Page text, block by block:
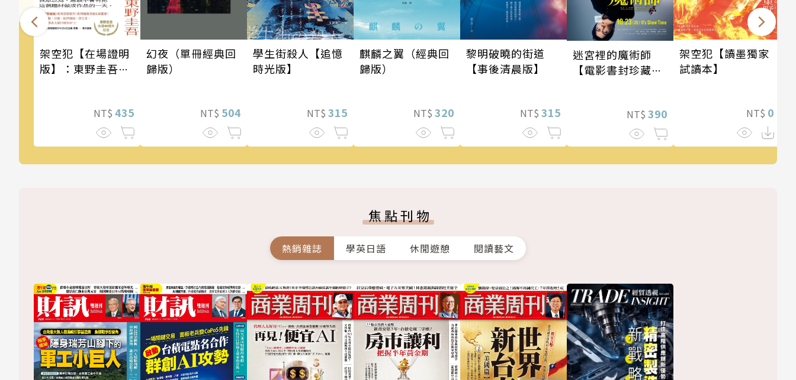
架空犯【在場證明
版】：東野圭吾出
列重磅新作！
NT$ 435
幻夜（單冊經典回
歸版）
NT$ 504
學生街殺人【追憶
時光版】
NT$ 315
麒麟之翼（經典回
歸版）
NT$ 320
黎明破曉的街道
【事後清晨版】
NT$ 315
迷宮裡的魔術師
【電影書封珍藏
NT$ 390
架空犯【讀墨獨家
試讀本】
NT$ 0
焦點刊物
熱銷雜誌 學英日語 休閒遊憩 閱讀藝文